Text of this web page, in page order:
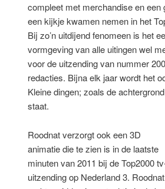
compleet met merchandise en
een kijkje kwamen nemen in het
Bij zo’n uitdijend fenomeen is het
vormgeving van alle uitingen wel
voor de uitzending van nummer
redacties. Bijna elk jaar wordt het
Kleine dingen; zoals de
staat.
Roodnat verzorgt ook een 3D
animatie die te zien is in de laatste
minuten van 2011 bij de Top2000
uitzending op Nederland 3. Roodnat